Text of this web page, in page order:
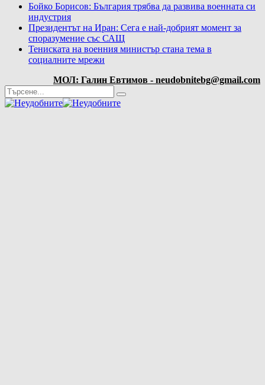
Бойко Борисов: България трябва да развива военната си
индустрия
Президентът на Иран: Сега е най-добрият момент за
споразумение със САЩ
Тениската на военния министър стана тема в
социалните мрежи
МОЛ: Галин Евтимов - neudobnitebg@gmail.com